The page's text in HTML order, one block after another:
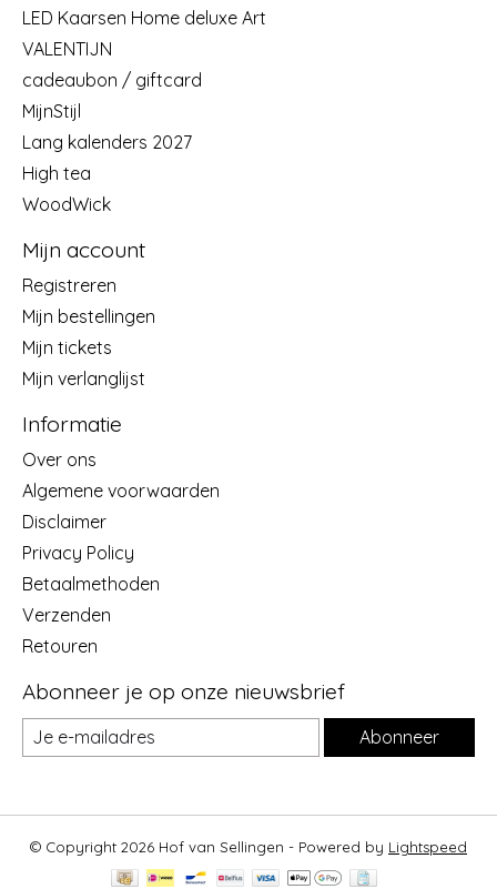
LED Kaarsen Home deluxe Art
VALENTIJN
cadeaubon / giftcard
MijnStijl
Lang kalenders 2027
High tea
WoodWick
Mijn account
Registreren
Mijn bestellingen
Mijn tickets
Mijn verlanglijst
Informatie
Over ons
Algemene voorwaarden
Disclaimer
Privacy Policy
Betaalmethoden
Verzenden
Retouren
Abonneer je op onze nieuwsbrief
Abonneer
© Copyright 2026 Hof van Sellingen - Powered by Lightspeed